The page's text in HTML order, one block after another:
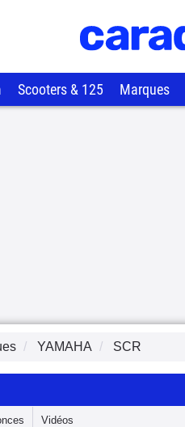
Scooters & 125 Marques
YAMAHA SCR
Vidéos